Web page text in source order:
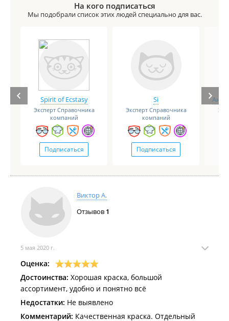
На кого подписаться
Мы подобрали список этих людей специально для вас.
Spirit of Ecstasy
Эксперт Справочника
компаний
Подписаться
Si
Эксперт Справочника
компаний
Подписаться
Виктор А.
Отзывов 1
5 мая 2020 г.
Оценка:
Достоинства: Хорошая краска, большой
ассортимент, удобно и понятно всё
Недостатки: Не выявлено
Комментарий: Качественная краска. Отдельный